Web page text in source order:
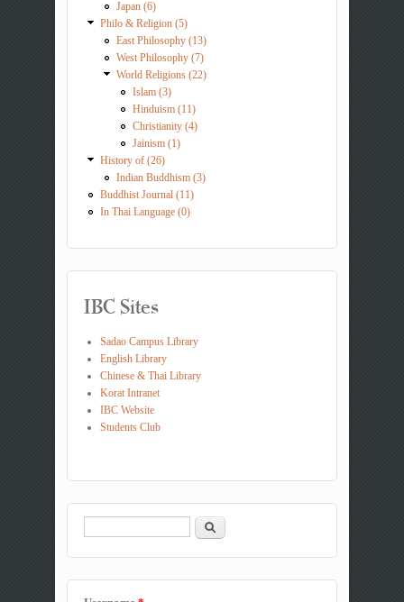
Japan (6)
Philo & Religion (5)
East Philosophy (13)
West Philosophy (7)
World Religions (22)
Islam (3)
Hinduism (11)
Christianity (4)
Jainism (1)
History of (26)
Indian Buddhism (3)
Buddhist Journal (11)
In Thai Language (0)
IBC Sites
Sadao Campus Library
English Library
Chinese & Thai Library
Korat Intranet
IBC Website
Students Club
Search form
Search